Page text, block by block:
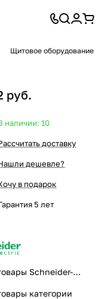
Щитовое оборудование
руб.
наличии: 10
доставку
дешевле?
в подарок
5 лет
Все товары Schneider-Electric
категории